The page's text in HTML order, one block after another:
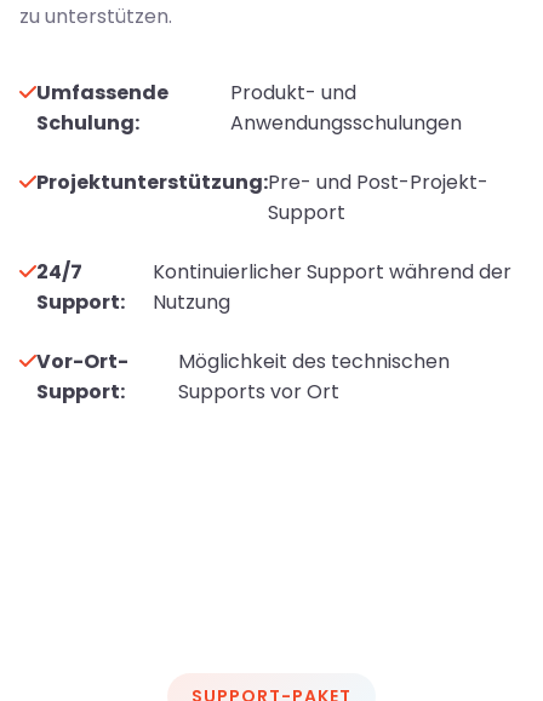
zu unterstützen.
Umfassende
Schulung:
Produkt- und
Anwendungsschulungen
Projektunterstützung:Pre- und Post-Projekt-
Support
24/7
Support:
Kontinuierlicher Support während der
Nutzung
Vor-Ort-
Support:
Möglichkeit des technischen
Supports vor Ort
SUPPORT-PAKET